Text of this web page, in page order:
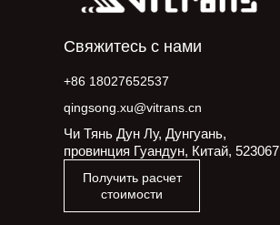
Свяжитесь с нами
+86 18027652537
qingsong.xu@vitrans.cn
Чи Тянь Дун Лу, Дунгуань,
провинция Гуандун, Китай, 523067
Получить расчет
стоимости